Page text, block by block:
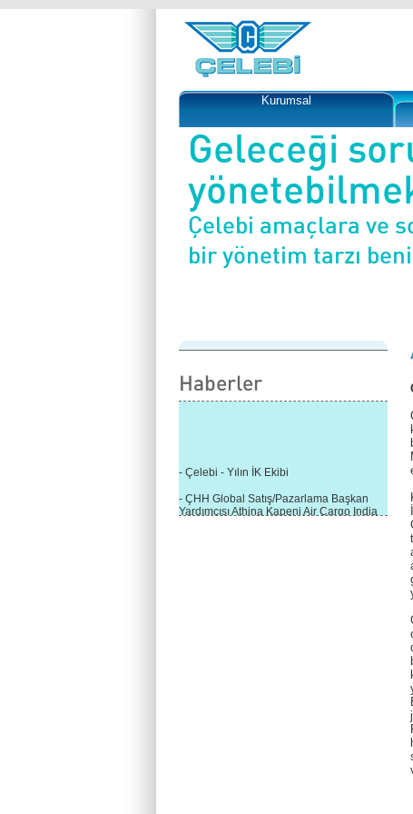
Kurumsal
Geleceği
Çelebi amaçlara ve
bir yönetim tarzı
Haberler
- Çelebi - Yılın İK Ekibi
- ÇHH Global Satış/Pazarlama Başkan
Yardımcısı Athina Kapeni Air Cargo India